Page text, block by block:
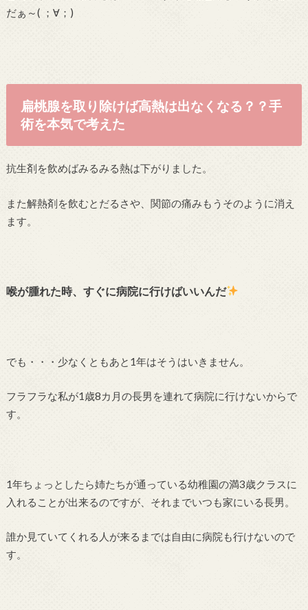
だぁ～( ；∀；)
扁桃腺を取り除けば高熱は出なくなる？？手
術を本気で考えた
抗生剤を飲めばみるみる熱は下がりました。
また解熱剤を飲むとだるさや、関節の痛みもうそのように消え
ます。
喉が腫れた時、すぐに病院に行けばいいんだ
でも・・・少なくともあと1年はそうはいきません。
フラフラな私が1歳8カ月の長男を連れて病院に行けないからで
す。
1年ちょっとしたら姉たちが通っている幼稚園の満3歳クラスに
入れることが出来るのですが、それまでいつも家にいる長男。
誰か見ていてくれる人が来るまでは自由に病院も行けないので
す。